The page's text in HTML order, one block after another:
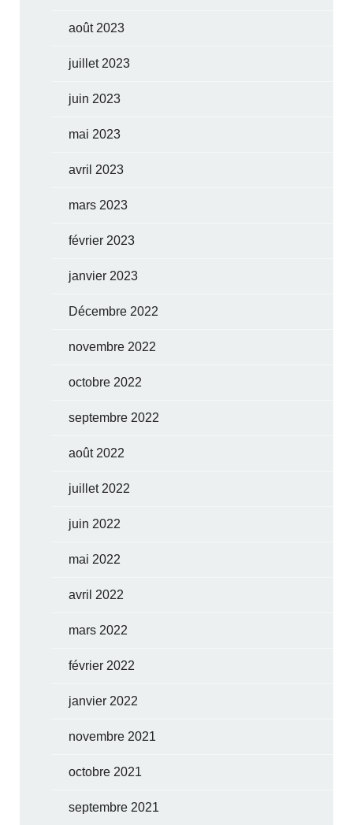
août 2023
juillet 2023
juin 2023
mai 2023
avril 2023
mars 2023
février 2023
janvier 2023
Décembre 2022
novembre 2022
octobre 2022
septembre 2022
août 2022
juillet 2022
juin 2022
mai 2022
avril 2022
mars 2022
février 2022
janvier 2022
novembre 2021
octobre 2021
septembre 2021